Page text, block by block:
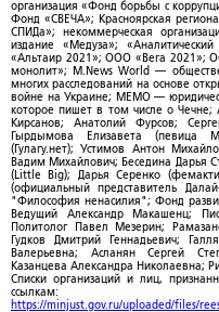
организация «Фонд борьбы с
Фонд «СВЕЧА»; Красноярская
СПИДа»; некоммерческая
издание «Медуза»;
«Альтаир 2021»; ООО «Вега 2021»;
монолит»; M.News World —
многих расследований на основе
войне на Украине; МЕМО —
которое пишет в том числе о
Кирсанов; Анатолий Фурсов;
Гырдымова Елизавета (певица
(Гулагу.нет); Устимов Антон
Вадим Михайлович; Беседина Дарья
(Little Big); Дарья Серенко
(официальный представитель
"Философия ненасилия"; Фонд
Ведущий Александр Макашенц;
Политолог Павел Мезерин;
Гудков Дмитрий Геннадьевич;
Валерьевна; Асланян Сергей
Казанцева Александра Николаевна;
Списки организаций и лиц,
ссылкам:
https://minjust.gov.ru/uploaded/files/